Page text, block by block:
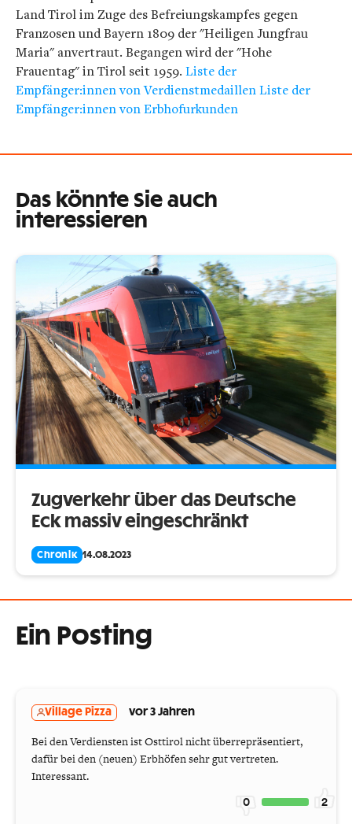
Land Tirol im Zuge des Befreiungskampfes gegen
Franzosen und Bayern 1809 der "Heiligen Jungfrau
Maria" anvertraut. Begangen wird der "Hohe
Frauentag" in Tirol seit 1959. Liste der
Empfänger:innen von VerdienstmedaillenListe der
Empfänger:innen von Erbhofurkunden
Das könnte Sie auch
interessieren
Zugverkehr über das Deutsche
Eck massiv eingeschränkt
Chronik 14.08.2023
Ein Posting
Village Pizza vor 3 Jahren
Bei den Verdiensten ist Osttirol nicht überrepräsentiert,
dafür bei den (neuen) Erbhöfen sehr gut vertreten.
Interessant.
0 2